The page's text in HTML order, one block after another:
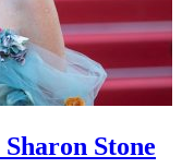
Stone